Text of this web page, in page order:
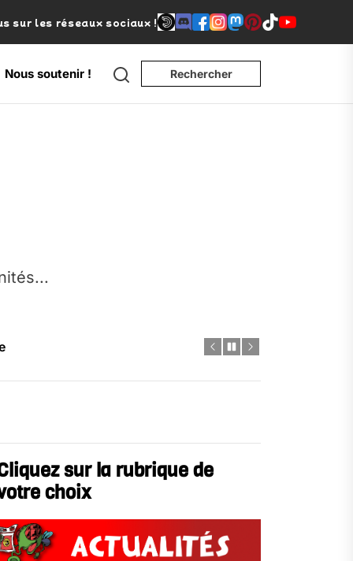
sur les réseaux sociaux !
Nous soutenir ! Search Rechercher
sur la rubrique de
choix